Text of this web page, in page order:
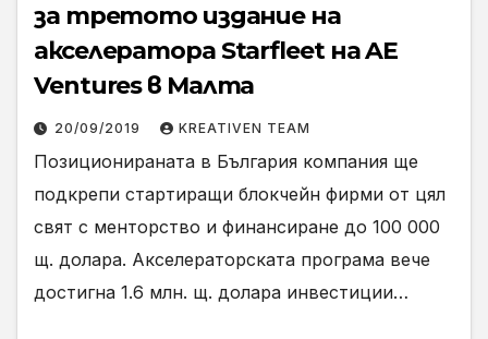
за третото издание на
акселератора Starfleet на AE
Ventures в Малта
20/09/2019 KREATIVEN TEAM
Позиционираната в България компания ще
подкрепи стартиращи блокчейн фирми от цял
свят с менторство и финансиране до 100 000
щ. долара. Акселераторската програма вече
достигна 1.6 млн. щ. долара инвестиции…